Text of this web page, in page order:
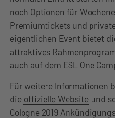
noch Optionen für
Premiumtickets und
eigentlichen Event bietet
attraktives
auch auf dem ESL One
Für weitere Informationen
die offizielle Website und
Cologne 2019